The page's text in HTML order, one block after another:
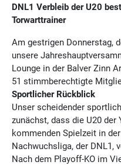
DNL1 Verbleib der U20
Torwarttrainer
Am gestrigen Donnerstag,
unsere
Lounge in der Balver Zinn
51 stimmberechtigte
Sportlicher Rückblick
Unser scheidender
zunächst, dass die U20 der
kommenden Spielzeit in
Nachwuchsliga, der DNL1,
Nach dem Playoff-KO im